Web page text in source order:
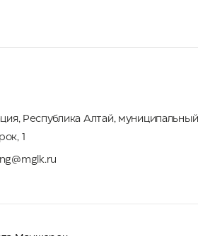
, Республика Алтай,
1